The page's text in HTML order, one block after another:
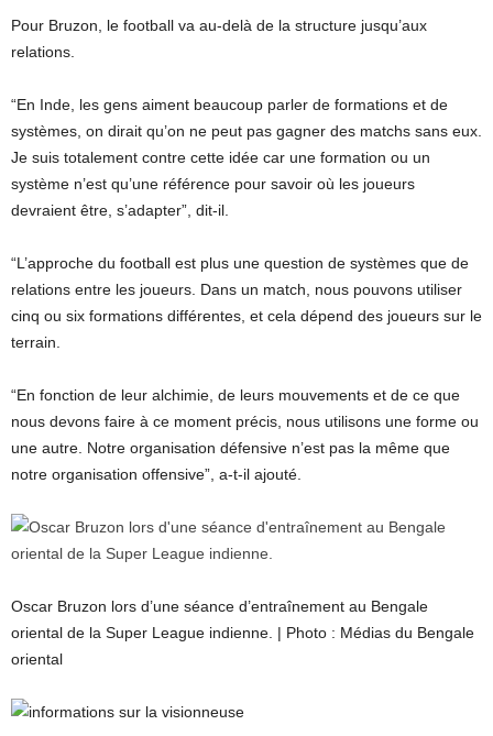
Pour Bruzon, le football va au-delà de la structure jusqu’aux
relations.
“En Inde, les gens aiment beaucoup parler de formations et de
systèmes, on dirait qu’on ne peut pas gagner des matchs sans eux.
Je suis totalement contre cette idée car une formation ou un
système n’est qu’une référence pour savoir où les joueurs
devraient être, s’adapter”, dit-il.
“L’approche du football est plus une question de systèmes que de
relations entre les joueurs. Dans un match, nous pouvons utiliser
cinq ou six formations différentes, et cela dépend des joueurs sur le
terrain.
“En fonction de leur alchimie, de leurs mouvements et de ce que
nous devons faire à ce moment précis, nous utilisons une forme ou
une autre. Notre organisation défensive n’est pas la même que
notre organisation offensive”, a-t-il ajouté.
Oscar Bruzon lors d’une séance d’entraînement au Bengale
oriental de la Super League indienne. | Photo : Médias du Bengale
oriental